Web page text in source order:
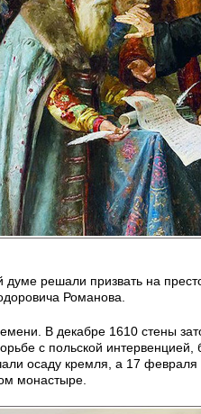
решали призвать на
Романова.
В декабре 1610 стены
с польской
осаду кремля, а 17
монастыре.